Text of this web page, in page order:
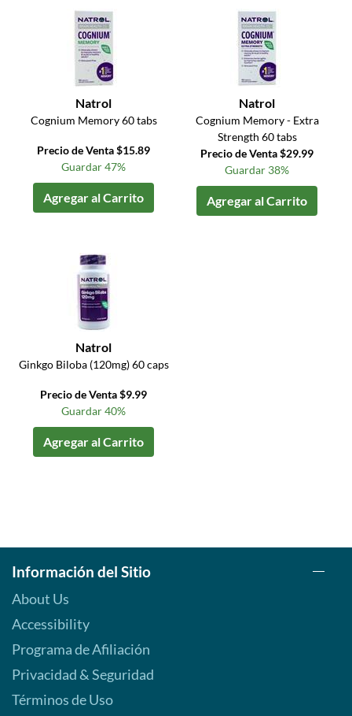
Natrol
Cognium Memory 60 tabs
Precio de Venta $15.89
Guardar 47%
Agregar al Carrito
Natrol
Cognium Memory - Extra
Strength 60 tabs
Precio de Venta $29.99
Guardar 38%
Agregar al Carrito
Natrol
Ginkgo Biloba (120mg) 60 caps
Precio de Venta $9.99
Guardar 40%
Agregar al Carrito
Información del Sitio
About Us
Accessibility
Programa de Afiliación
Privacidad & Seguridad
Términos de Uso